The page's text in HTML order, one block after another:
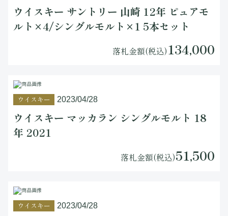
ウイスキー サントリー 山崎 12年 ピュアモ
ルト×4/シングルモルト×1 5本セット
落札金額(税込)134,000
ウイスキー 2023/04/28
ウイスキー マッカラン シングルモルト 18
年 2021
落札金額(税込)51,500
ウイスキー 2023/04/28